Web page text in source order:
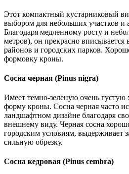
Этот компактный кустарниковый
выбором для небольших участков и
Благодаря медленному росту и
метров), он прекрасно
районов и городских парков.
формовку кроны.
Сосна черная (Pinus nigra)
Имеет темно-зеленую очень
форму кроны. Сосна черная часто
ландшафтном дизайне благодаря
внешнему виду. Черная сосна
городским условиям, выдерживает
сильную обрезку.
Сосна кедровая (Pinus cembra)